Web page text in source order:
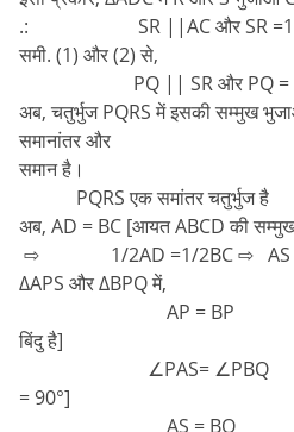
.: SR ||AC और SR
समी. (1) और (2) से,
PQ || SR और PQ
अब, चतुर्भुज PQRS में इसकी सम्मुख
समानांतर और
समान है।
PQRS एक समांतर
अब, AD = BC [आयत ABCD की
⇨ 1/2AD =1/2BC ⇨ AS
∆APS और ∆BPQ में,
AP = BP [चुंकि P
बिंदु है]
∠PAS=
= 90°]
AS = BQ